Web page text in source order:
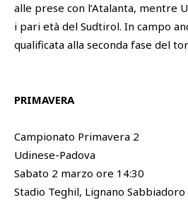
alle prese con l’Atalanta, mentre
i pari età del Sudtirol. In campo
qualificata alla seconda fase del
PRIMAVERA
Campionato Primavera 2
Udinese-Padova
Sabato 2 marzo ore 14:30
Stadio Teghil, Lignano Sabbiadoro